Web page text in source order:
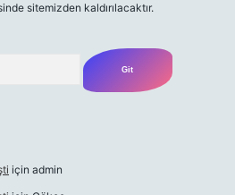
sitemizden kaldırılacaktır.
için admin